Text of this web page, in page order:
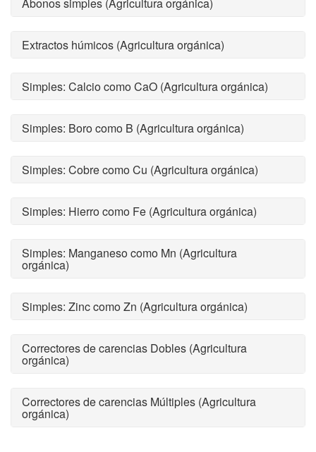
Extractos húmicos (Agricultura orgánica)
Simples: Calcio como CaO (Agricultura orgánica)
Simples: Boro como B (Agricultura orgánica)
Simples: Cobre como Cu (Agricultura orgánica)
Simples: Hierro como Fe (Agricultura orgánica)
Simples: Manganeso como Mn (Agricultura
orgánica)
Simples: Zinc como Zn (Agricultura orgánica)
Correctores de carencias Dobles (Agricultura
orgánica)
Correctores de carencias Múltiples (Agricultura
orgánica)